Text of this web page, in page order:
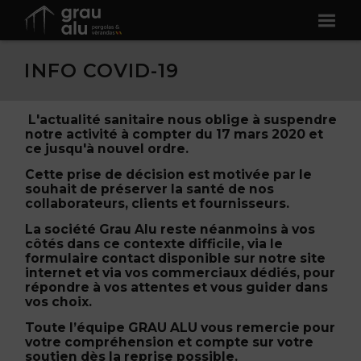
INFO COVID-19
L'actualité sanitaire nous oblige à suspendre
notre activité à compter du 17 mars 2020 et
ce jusqu'à nouvel ordre.
Cette prise de décision est motivée par le
souhait de préserver la santé de nos
collaborateurs, clients et fournisseurs.
La société Grau Alu reste néanmoins à vos
côtés dans ce contexte difficile, via le
formulaire contact disponible sur notre site
internet et via vos commerciaux dédiés, pour
répondre à vos attentes et vous guider dans
vos choix.
Toute l’équipe GRAU ALU vous remercie pour
votre compréhension et compte sur votre
soutien dès la reprise possible.